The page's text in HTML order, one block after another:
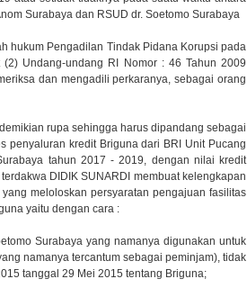
Surabaya dan RSUD dr. Soetomo Surabaya
hukum Pengadilan Tindak Pidana Korupsi pada
Undang-undang RI Nomor : 46 Tahun 2009
dan mengadili perkaranya, sebagai orang
rupa sehingga harus dipandang sebagai
penyaluran kredit Briguna dari BRI Unit Pucang
tahun 2017 - 2019, dengan nilai kredit
DIDIK SUNARDI membuat kelengkapan
meloloskan persyaratan pengajuan fasilitas
yaitu dengan cara :
Surabaya yang namanya digunakan untuk
namanya tercantum sebagai peminjam), tidak
tanggal 29 Mei 2015 tentang Briguna;